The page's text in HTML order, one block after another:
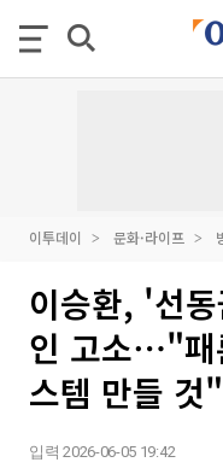
이투데이 문화·라이프
이승환, '선
인 고소⋯"패
스템 만들 것"
입력 2026-06-05 19:42